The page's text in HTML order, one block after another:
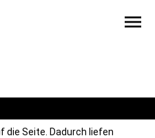
menu
die Seite. Dadurch liefen